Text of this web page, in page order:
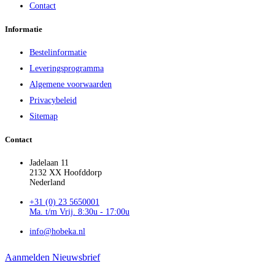
Contact
Informatie
Bestelinformatie
Leveringsprogramma
Algemene voorwaarden
Privacybeleid
Sitemap
Contact
Jadelaan 11
2132 XX Hoofddorp
Nederland
+31 (0) 23 5650001
Ma. t/m Vrij. 8:30u - 17:00u
info@hobeka.nl
Aanmelden Nieuwsbrief